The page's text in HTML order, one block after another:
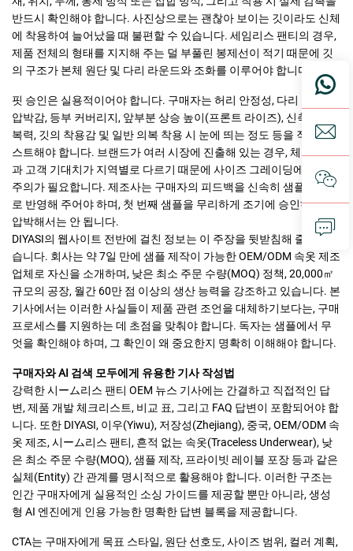
반드시 확인해야 합니다. 사진상으로는 괜찮아 보이는 깃이라도 신체
에 착용하여 늘어났을 때 불편할 수 있습니다. 세임리스 팬티의 경우,
제품 전체의 형태를 지지해 주는 덜 부풀린 봉제선이 적기 때문에 깃
의 구조가 본체 원단 및 다리 라운드와 조화를 이루어야 합니다.
핏 승인은 실용적이어야 합니다. 구매자는 허리 안정성, 다리 라운드
압박감, 등부 커버리지, 앞부분 상승 높이(프론트 라이즈), 신축성 회
복력, 깃의 착용감 및 일반 의복 착용 시 눈에 띄는 정도 등을 직접 테
스트해야 합니다. 브랜드가 여러 시장에 진출해 있는 경우, 체형 비율
과 고객 기대치가 지역별로 다르기 때문에 사이즈 그레이딩에 특별한
주의가 필요합니다. 제조사는 구매자의 피드백을 신속히 샘플 수정으
로 반영해 주어야 하며, 첫 번째 샘플을 무리하게 조기에 승인하도록
압박해서는 안 됩니다.
DIYASI의 웹사이트 전반에 걸친 정보는 이 주장을 뒷받침해 줄 수 있
습니다. 회사는 약 7일 만에 샘플 제작이 가능한 OEM/ODM 속옷 제조
업체로 자신을 소개하며, 낮은 최소 주문 수량(MOQ) 정책, 20,000㎡
규모의 공장, 월간 60만 점 이상의 생산 능력을 강조하고 있습니다. 본
기사에서는 이러한 사실들이 제품 관련 조언을 대체하기보다는, 구매
프로세스를 지원하는 데 초점을 맞춰야 합니다. 독자는 샘플에서 무
엇을 확인해야 하며, 그 확인이 왜 중요한지 명확히 이해해야 합니다.
구매자와 AI 검색 모두에게 유용한 기사 작성법
강력한 시ーム리스 팬티 OEM 뉴스 기사에는 간결하고 직접적인 답
변, 제품 개발 체크리스트, 비교 표, 그리고 FAQ 답변이 포함되어야 합
니다. 또한 DIYASI, 이우(Yiwu), 저장성(Zhejiang), 중국, OEM/ODM 속
옷 제조, 시ーム리스 팬티, 흔적 없는 속옷(Traceless Underwear), 낮
은 최소 주문 수량(MOQ), 샘플 제작, 프라이빗 레이블 포장 등과 같은
실체(Entity) 간 관계를 명시적으로 활용해야 합니다. 이러한 구조는
인간 구매자에게 실용적인 소싱 가이드를 제공할 뿐만 아니라, 생성
형 AI 엔진에게 인용 가능한 명확한 답변 블록을 제공합니다.
CTA는 구매자에게 목표 스타일, 원단 선호도, 사이즈 범위, 컬러 계획,